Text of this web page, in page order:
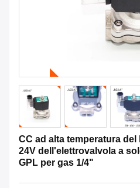
CC ad alta temperatura
24V dell'elettrovalvola a
GPL per gas 1/4"